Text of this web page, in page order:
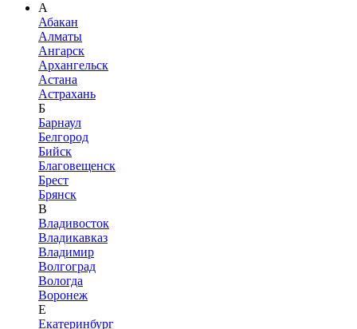
А
Абакан
Алматы
Ангарск
Архангельск
Астана
Астрахань
Б
Барнаул
Белгород
Бийск
Благовещенск
Брест
Брянск
В
Владивосток
Владикавказ
Владимир
Волгоград
Вологда
Воронеж
Е
Екатеринбург